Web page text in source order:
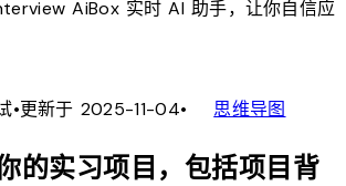
AiBox实时 AI 助手，让你自信应
•更新于 2025-11-04• account_tree思维导图
的实习项目，包括项目背